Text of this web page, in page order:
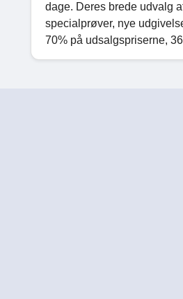
dage. Deres brede udvalg
specialprøver, nye
70% på udsalgspriserne,